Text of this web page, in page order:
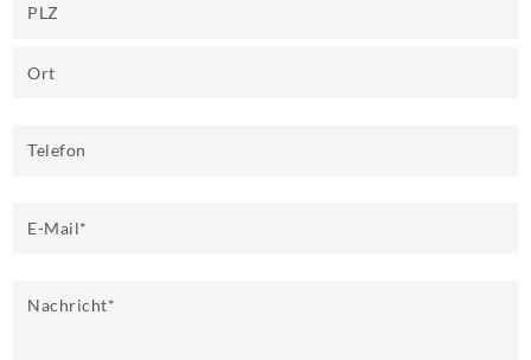
PLZ
Ort
Telefon
E-Mail*
Nachricht*